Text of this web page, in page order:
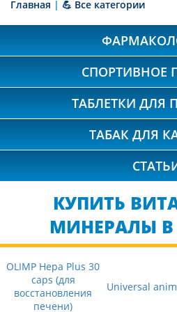
Главная | 💪 Все категории
СПОРТИВНОЕ
ТАБЛЕТКИ ДЛЯ
ТАБАК ДЛЯ
КУПИТЬ
МИНЕРАЛЫ В
OLIMP Hepa Plus 30
caps (для
восстановления
печени)
Universal